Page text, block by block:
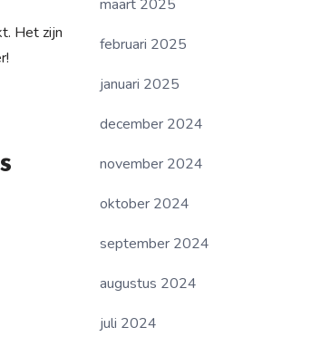
Het zijn
maart 2025
februari 2025
januari 2025
december 2024
november 2024
oktober 2024
september 2024
augustus 2024
juli 2024